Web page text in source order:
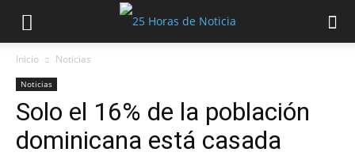
Inicio Noticias
Noticias
Solo el 16% de la población
dominicana está casada